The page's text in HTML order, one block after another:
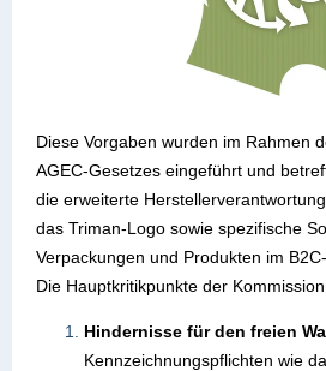
Diese Vorgaben wurden im Rahmen
AGEC-Gesetzes eingeführt und
die erweiterte
das Triman-Logo sowie spezifische
Verpackungen und Produkten im
Die Hauptkritikpunkte der
Hindernisse für den freien
Kennzeichnungspflichten wie